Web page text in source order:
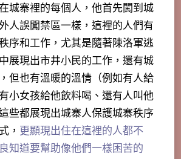
城寨裡的每個人，他首先闖到城
人誤闖禁區一樣，這裡的人們有
序和工作，尤其是隨著陳洛軍逃
展現出市井小民的工作，還有城
但也有溫暖的溫情（例如有人給
小女孩給他飲料喝、還有人叫他
些都展現出城寨人保護城寨秩序
， 更顯現出住在這裡的人都不
知道要幫助像他們一樣困苦的